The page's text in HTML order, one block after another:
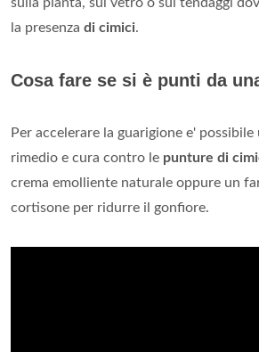
la presenza di cimici.
Cosa fare se si è punti da
Per accelerare la guarigione e' possibile
rimedio e cura contro le punture di
crema emolliente naturale oppure un
cortisone per ridurre il gonfiore.